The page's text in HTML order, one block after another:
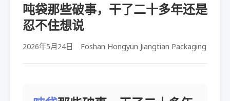
吨袋那些破事，干了二十多年还是
忍不住想说
2026年5月24日 Foshan Hongyun Jiangtian Packaging